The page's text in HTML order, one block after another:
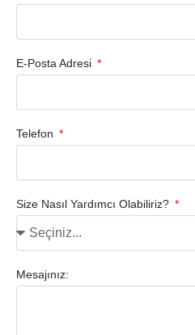
E-Posta Adresi
Telefon
Size Nasıl Yardımcı Olabiliriz?
Mesajınız: